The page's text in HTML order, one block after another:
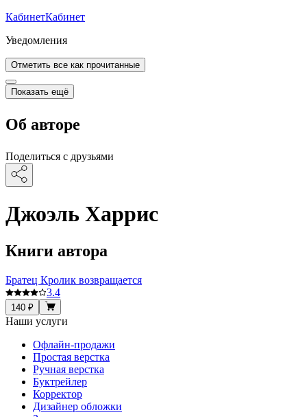
КабинетКабинет
Уведомления
Отметить все как прочитанные
Показать ещё
Об авторе
Поделиться с друзьями
Джоэль Харрис
Книги автора
Братец Кролик возвращается
3.4
140 ₽
Наши услуги
Офлайн-продажи
Простая верстка
Ручная верстка
Буктрейлер
Корректор
Дизайнер обложки